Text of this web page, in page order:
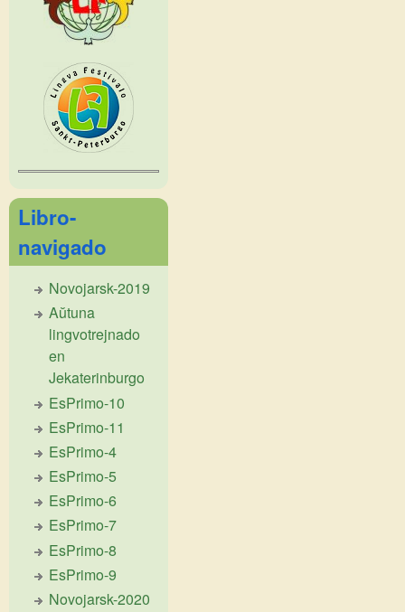
Libro-
navigado
Novojarsk-2019
Aŭtuna
lingvotrejnado
en
Jekaterinburgo
EsPrimo-10
EsPrimo-11
EsPrimo-4
EsPrimo-5
EsPrimo-6
EsPrimo-7
EsPrimo-8
EsPrimo-9
Novojarsk-2020